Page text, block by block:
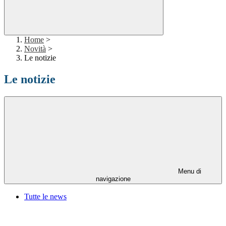
Home >
Novità >
Le notizie
Le notizie
Menu di
navigazione
Tutte le news